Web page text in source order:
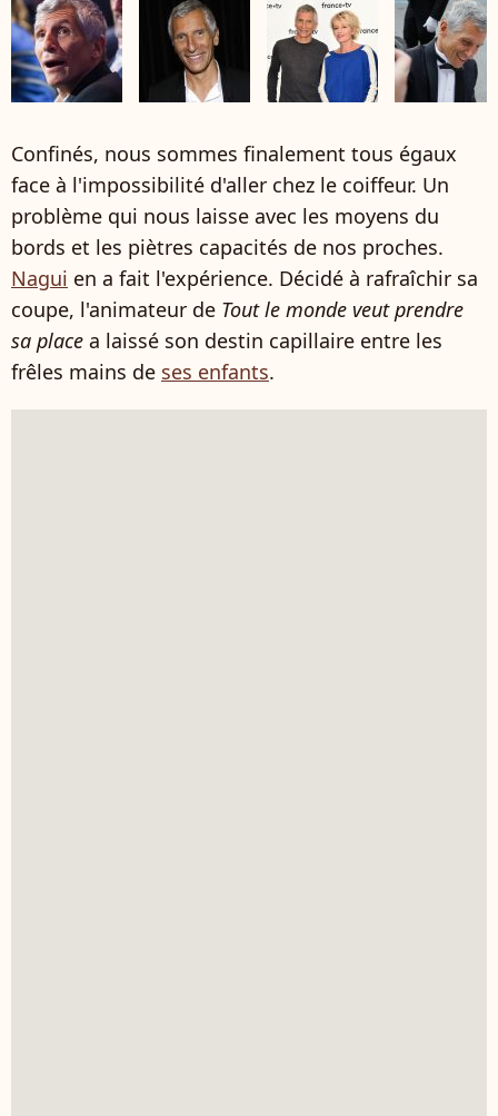
Confinés, nous sommes finalement tous égaux
face à l'impossibilité d'aller chez le coiffeur. Un
problème qui nous laisse avec les moyens du
bords et les piètres capacités de nos proches.
Nagui en a fait l'expérience. Décidé à rafraîchir sa
coupe, l'animateur de Tout le monde veut prendre
sa place a laissé son destin capillaire entre les
frêles mains de ses enfants.